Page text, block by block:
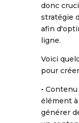
donc
stratégie
afin
ligne.
Voici
pour
•
élément
générer